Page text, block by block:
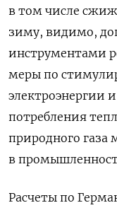
в том числе
зиму, видимо,
инструментами
меры по
электроэнергии
потребления
природного газа
в
Расчеты по